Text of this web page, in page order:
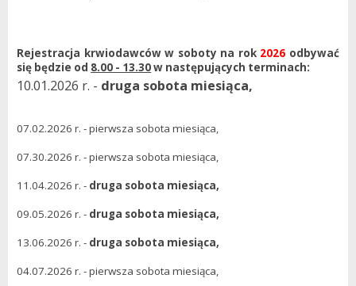
Rejestracja krwiodawców w soboty na rok 2026 odbywać
się będzie od 8.00 - 13.30w następujących terminach:
10.01.2026 r. - druga sobota miesiąca,
07.02.2026 r. - pierwsza sobota miesiąca,
07.30.2026 r. - pierwsza sobota miesiąca,
11.04.2026 r. - druga sobota miesiąca,
09.05.2026 r. - druga sobota miesiąca,
13.06.2026 r. - druga sobota miesiąca,
04.07.2026 r. - pierwsza sobota miesiąca,